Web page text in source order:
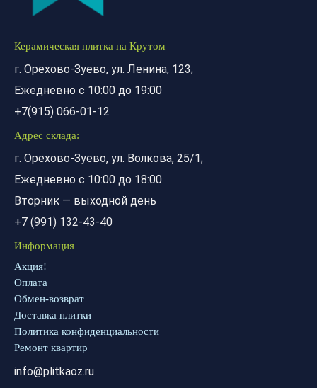
Керамическая плитка на Крутом
г. Орехово-Зуево, ул. Ленина, 123;
Ежедневно с 10:00 до 19:00
+7(915) 066-01-12
Адрес склада:
г. Орехово-Зуево, ул. Волкова, 25/1;
Ежедневно с 10:00 до 18:00
Вторник — выходной день
+7 (991) 132-43-40
Информация
Акция!
Оплата
Обмен-возврат
Доставка плитки
Политика конфиденциальности
Ремонт квартир
info@plitkaoz.ru